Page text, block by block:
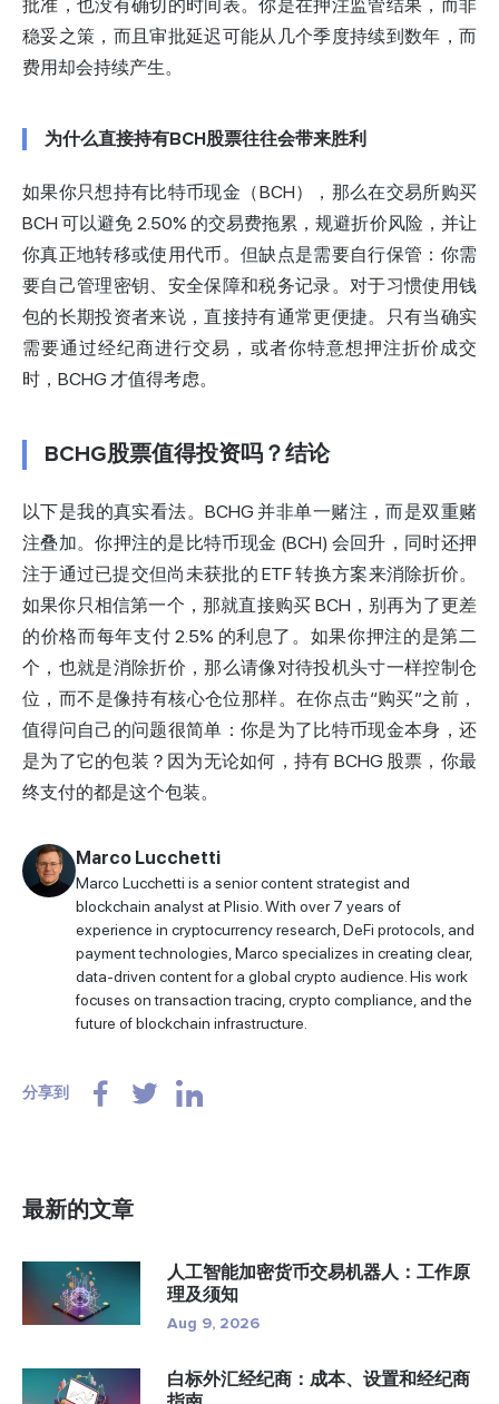
批准，也没有确切的时间表。你是在押注监管结果，而非
稳妥之策，而且审批延迟可能从几个季度持续到数年，而
费用却会持续产生。
为什么直接持有BCH股票往往会带来胜利
如果你只想持有比特币现金（BCH），那么在交易所购买
BCH 可以避免 2.50% 的交易费拖累，规避折价风险，并让
你真正地转移或使用代币。但缺点是需要自行保管：你需
要自己管理密钥、安全保障和税务记录。对于习惯使用钱
包的长期投资者来说，直接持有通常更便捷。只有当确实
需要通过经纪商进行交易，或者你特意想押注折价成交
时，BCHG 才值得考虑。
BCHG股票值得投资吗？结论
以下是我的真实看法。BCHG 并非单一赌注，而是双重赌
注叠加。你押注的是比特币现金 (BCH) 会回升，同时还押
注于通过已提交但尚未获批的 ETF 转换方案来消除折价。
如果你只相信第一个，那就直接购买 BCH，别再为了更差
的价格而每年支付 2.5% 的利息了。如果你押注的是第二
个，也就是消除折价，那么请像对待投机头寸一样控制仓
位，而不是像持有核心仓位那样。在你点击“购买”之前，
值得问自己的问题很简单：你是为了比特币现金本身，还
是为了它的包装？因为无论如何，持有 BCHG 股票，你最
终支付的都是这个包装。
Marco Lucchetti
Marco Lucchetti is a senior content strategist and
blockchain analyst at Plisio. With over 7 years of
experience in cryptocurrency research, DeFi protocols, and
payment technologies, Marco specializes in creating clear,
data-driven content for a global crypto audience. His work
focuses on transaction tracing, crypto compliance, and the
future of blockchain infrastructure.
分享到
最新的文章
人工智能加密货币交易机器人：工作原
理及须知
Aug 9, 2026
白标外汇经纪商：成本、设置和经纪商